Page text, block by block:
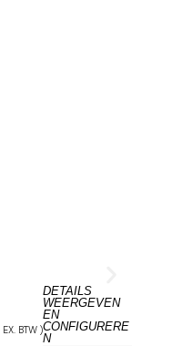
EX. BTW)
DETAILS
WEERGEVEN
EN
CONFIGURERE
N